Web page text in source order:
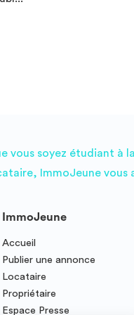
de-
Suffren,
vous soyez étudiant à
ImmoJeune
ImmoJeune
Accueil
Publier une annonce
Locataire
Propriétaire
Espace Presse